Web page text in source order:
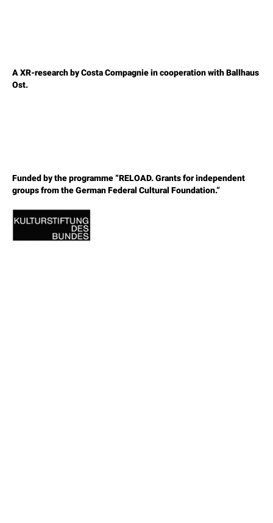
A XR-research by Costa Compagnie in cooperation with Ballhaus
Ost.
Funded by the programme “RELOAD. Grants for independent
groups from the German Federal Cultural Foundation.”